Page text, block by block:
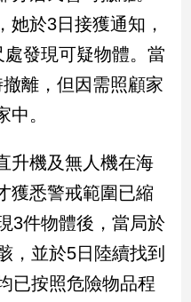
她於3日接獲通知，
發現可疑物體。當
離，但因需照顧家
。
升機及無人機在海
獲悉警戒範圍已縮
3件物體後，當局於
，並於5日陸續找到
已按照危險物品程